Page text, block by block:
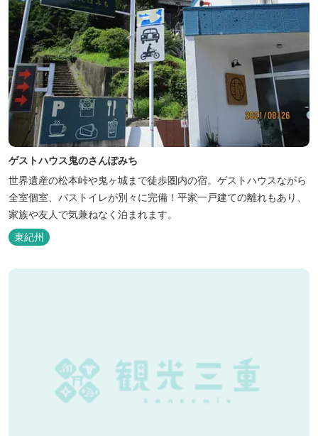
ゲストハウス鬼のさんぽみち
世界遺産の松本峠や鬼ヶ城まで徒歩圏内の宿。ゲストハウスながら
全室個室、バストイレが別々に完備！平家一戸建ての離れもあり、
家族や友人で気兼ねなく泊まれます。
東紀州